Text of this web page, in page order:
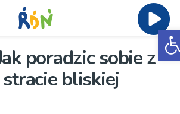
poradzic sobie z
bliskiej